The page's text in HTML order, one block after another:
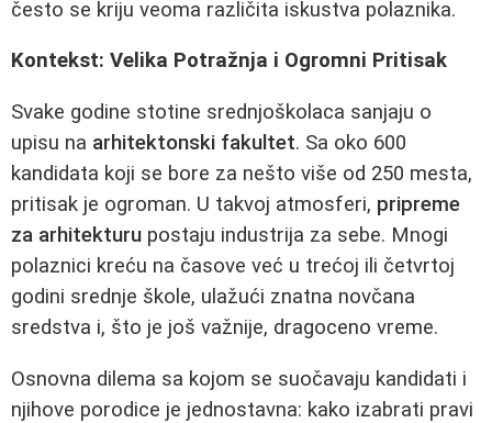
često se kriju veoma različita iskustva polaznika.
Kontekst: Velika Potražnja i Ogromni Pritisak
Svake godine stotine srednjoškolaca sanjaju o
upisu na arhitektonski fakultet. Sa oko 600
kandidata koji se bore za nešto više od 250 mesta,
pritisak je ogroman. U takvoj atmosferi, pripreme
za arhitekturu postaju industrija za sebe. Mnogi
polaznici kreću na časove već u trećoj ili četvrtoj
godini srednje škole, ulažući znatna novčana
sredstva i, što je još važnije, dragoceno vreme.
Osnovna dilema sa kojom se suočavaju kandidati i
njihove porodice je jednostavna: kako izabrati pravi